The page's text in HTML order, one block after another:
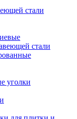
стали
стали
уголки